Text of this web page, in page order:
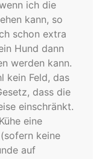
ich die
kann, so
schon extra
Hund dann
werden kann.
kein Feld, das
dass die
einschränkt.
eine
keine
auf